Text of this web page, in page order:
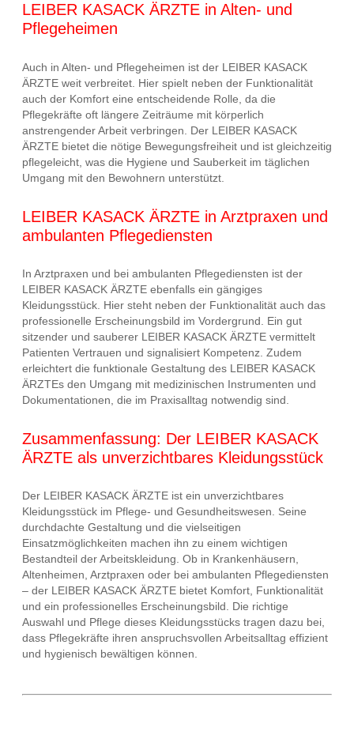
LEIBER KASACK ÄRZTE in Alten- und
Pflegeheimen
Auch in Alten- und Pflegeheimen ist der LEIBER KASACK
ÄRZTE weit verbreitet. Hier spielt neben der Funktionalität
auch der Komfort eine entscheidende Rolle, da die
Pflegekräfte oft längere Zeiträume mit körperlich
anstrengender Arbeit verbringen. Der LEIBER KASACK
ÄRZTE bietet die nötige Bewegungsfreiheit und ist gleichzeitig
pflegeleicht, was die Hygiene und Sauberkeit im täglichen
Umgang mit den Bewohnern unterstützt.
LEIBER KASACK ÄRZTE in Arztpraxen und
ambulanten Pflegediensten
In Arztpraxen und bei ambulanten Pflegediensten ist der
LEIBER KASACK ÄRZTE ebenfalls ein gängiges
Kleidungsstück. Hier steht neben der Funktionalität auch das
professionelle Erscheinungsbild im Vordergrund. Ein gut
sitzender und sauberer LEIBER KASACK ÄRZTE vermittelt
Patienten Vertrauen und signalisiert Kompetenz. Zudem
erleichtert die funktionale Gestaltung des LEIBER KASACK
ÄRZTEs den Umgang mit medizinischen Instrumenten und
Dokumentationen, die im Praxisalltag notwendig sind.
Zusammenfassung: Der LEIBER KASACK
ÄRZTE als unverzichtbares Kleidungsstück
Der LEIBER KASACK ÄRZTE ist ein unverzichtbares
Kleidungsstück im Pflege- und Gesundheitswesen. Seine
durchdachte Gestaltung und die vielseitigen
Einsatzmöglichkeiten machen ihn zu einem wichtigen
Bestandteil der Arbeitskleidung. Ob in Krankenhäusern,
Altenheimen, Arztpraxen oder bei ambulanten Pflegediensten
– der LEIBER KASACK ÄRZTE bietet Komfort, Funktionalität
und ein professionelles Erscheinungsbild. Die richtige
Auswahl und Pflege dieses Kleidungsstücks tragen dazu bei,
dass Pflegekräfte ihren anspruchsvollen Arbeitsalltag effizient
und hygienisch bewältigen können.